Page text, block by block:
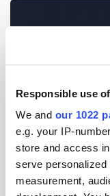
Responsible use
We and our 1022
e.g. your IP-
store and access
serve personalized
measurement,
AdPlayer.Pro, el